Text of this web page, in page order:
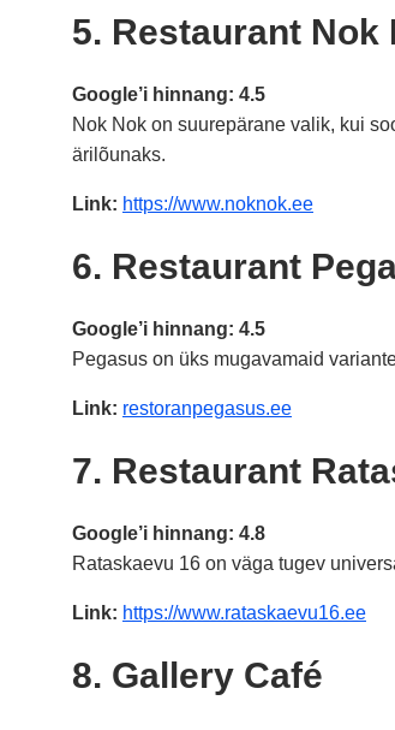
5. Restaurant Nok
Google’i hinnang: 4.5
Nok Nok on suurepärane valik, kui
ärilõunaks.
Link: https://www.noknok.ee
6. Restaurant
Google’i hinnang: 4.5
Pegasus on üks mugavamaid
Link: restoranpegasus.ee
7. Restaurant
Google’i hinnang: 4.8
Rataskaevu 16 on väga tugev
Link: https://www.rataskaevu16.ee
8. Gallery Café